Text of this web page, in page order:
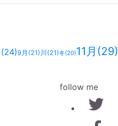
(24)9月 (21) 川 (21)冬(20)11月 (29)
follow me